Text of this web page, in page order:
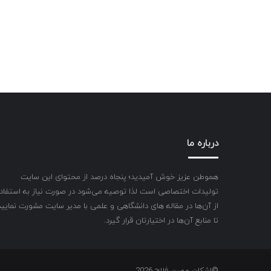
درباره ما
هموطن عزیز خوش آمیدید؛ پنجاه درصد از محتوای این سایت
تولیدات اختصاصی است لذا توصیه می‌شود در صورت نیاز به
از آن‌ها در مقاله های دانشگاهی و علمی با مدیر سایت مشورت
تا منابع آن‌ها در اختیارتان قرار گیرد.